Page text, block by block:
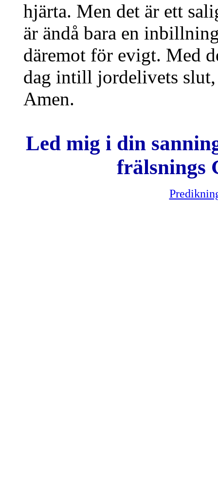
hjärta. Men det är ett
är ändå bara en
däremot för evigt. Med
dag intill jordelivets
Amen.
Led mig i din
frälsnings